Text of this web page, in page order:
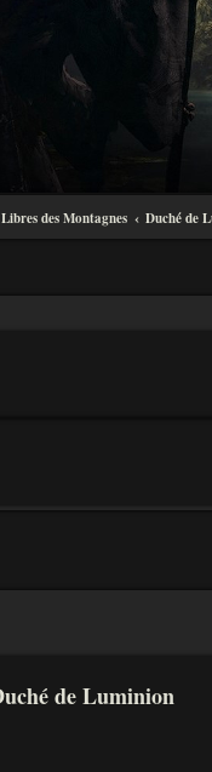
des Montagnes Duché de
de Luminion